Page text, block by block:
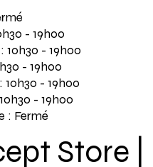
- 19h00
10h30 - 19h00
- 19h00
10h30 - 19h00
- 19h00
: Fermé
Store |